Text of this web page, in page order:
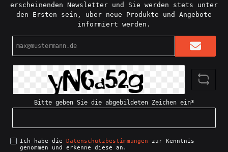
erscheinenden Newsletter und Sie werden stets unter
den Ersten sein, über neue Produkte und Angebote
informiert werden.
Adresse*
Bitte geben Sie die abgebildeten Zeichen ein*
Ich habe die Datenschutzbestimmungen zur Kenntnis
genommen und erkenne diese an.